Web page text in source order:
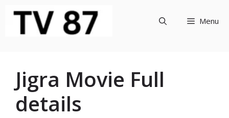
content
Menu
Jigra Movie Full
details